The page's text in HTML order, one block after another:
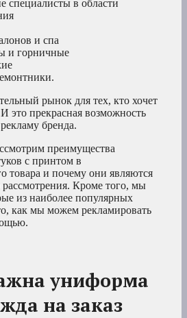
специалисты в области
и спа
и горничные
рынок для тех, кто хочет
это прекрасная возможность
бренда.
преимущества
с принтом в
товара и почему они являются
Кроме того, мы
из наиболее популярных
как мы можем рекламировать
униформа
на заказ